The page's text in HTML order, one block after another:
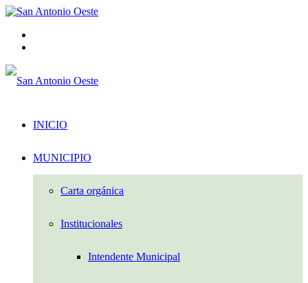
INICIO
MUNICIPIO
Carta orgánica
Institucionales
Intendente Municipal